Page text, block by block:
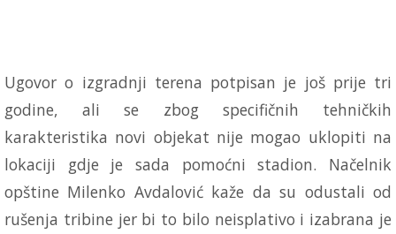
Ugovor o izgradnji terena potpisan je još prije tri
godine, ali se zbog specifičnih tehničkih
karakteristika novi objekat nije mogao uklopiti na
lokaciji gdje je sada pomoćni stadion. Načelnik
opštine Milenko Avdalović kaže da su odustali od
rušenja tribine jer bi to bilo neisplativo i izabrana je